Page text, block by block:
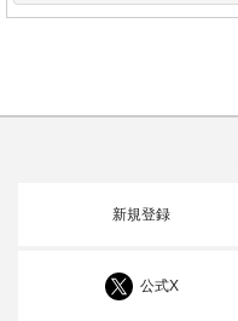
新規登録
公式X